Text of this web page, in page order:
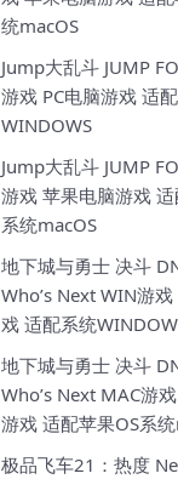
统macOS
Jump大乱斗 JUMP
游戏 PC电脑游戏 适
WINDOWS
Jump大乱斗 JUMP
游戏 苹果电脑游戏
系统macOS
地下城与勇士 决斗
Who’s Next WIN游戏
戏 适配系统
地下城与勇士 决斗
Who’s Next MAC游
游戏 适配苹果OS系
极品飞车21：热度